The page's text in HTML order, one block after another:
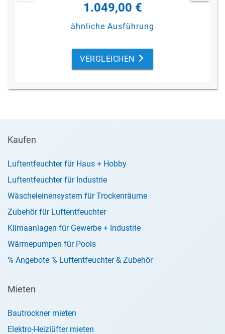
1.049,00 €
ähnliche Ausführung
VERGLEICHEN
Kaufen
Luftentfeuchter für Haus + Hobby
Luftentfeuchter für Industrie
Wäscheleinensystem für Trockenräume
Zubehör für Luftentfeuchter
Klimaanlagen für Gewerbe + Industrie
Wärmepumpen für Pools
% Angebote % Luftentfeuchter & Zubehör
Mieten
Bautrockner mieten
Elektro-Heizlüfter mieten